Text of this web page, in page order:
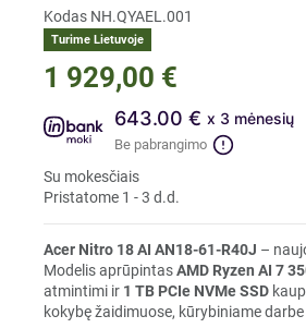
Kodas NH.QYAEL.001
Turime Lietuvoje
1 929,00 €
643.00 € x 3 mėnesių
Be pabrangimo
Su mokesčiais
Pristatome 1 - 3 d.d.
Acer Nitro 18 AI AN18-61-R40J –
Modelis aprūpintasAMD Ryzen AI 7
atmintimi ir 1 TB PCIe NVMe SSD
kokybę žaidimuose, kūrybiniame